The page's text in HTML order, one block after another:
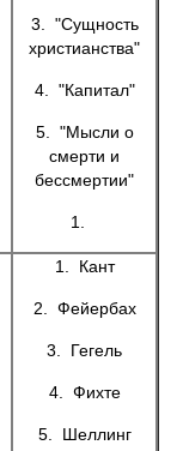
3. "Сущность
христианства"
4. "Капитал"
5. "Мысли о
смерти и
бессмертии"
1.
1. Кант
2. Фейербах
3. Гегель
4. Фихте
5. Шеллинг